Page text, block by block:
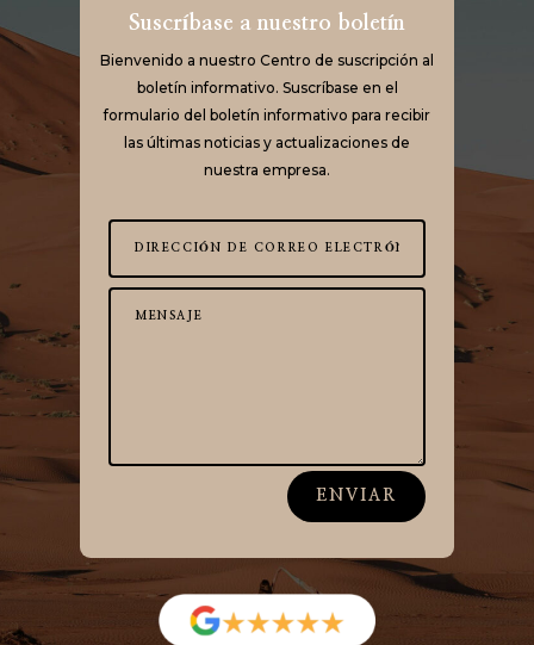
Suscríbase a nuestro boletín
Bienvenido a nuestro Centro de suscripción al
boletín informativo. Suscríbase en el
formulario del boletín informativo para recibir
las últimas noticias y actualizaciones de
nuestra empresa.
ENVIAR